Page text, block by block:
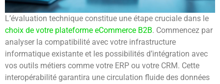
L’évaluation technique constitue une étape cruciale dans le
choix de votre plateforme eCommerce B2B. Commencez par
analyser la compatibilité avec votre infrastructure
informatique existante et les possibilités d’intégration avec
vos outils métiers comme votre ERP ou votre CRM. Cette
interopérabilité garantira une circulation fluide des données